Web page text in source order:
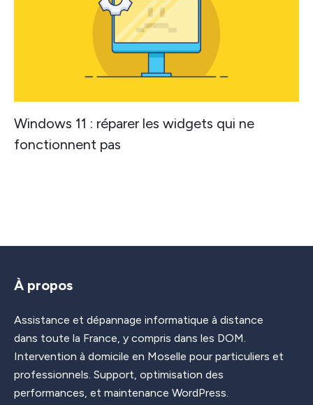
Windows 11 : réparer les widgets qui ne
fonctionnent pas
À propos
Assistance et dépannage informatique à distance
dans toute la France, y compris dans les DOM.
Intervention à domicile en Moselle pour particuliers et
professionnels. Support, optimisation des
performances, et maintenance WordPress.